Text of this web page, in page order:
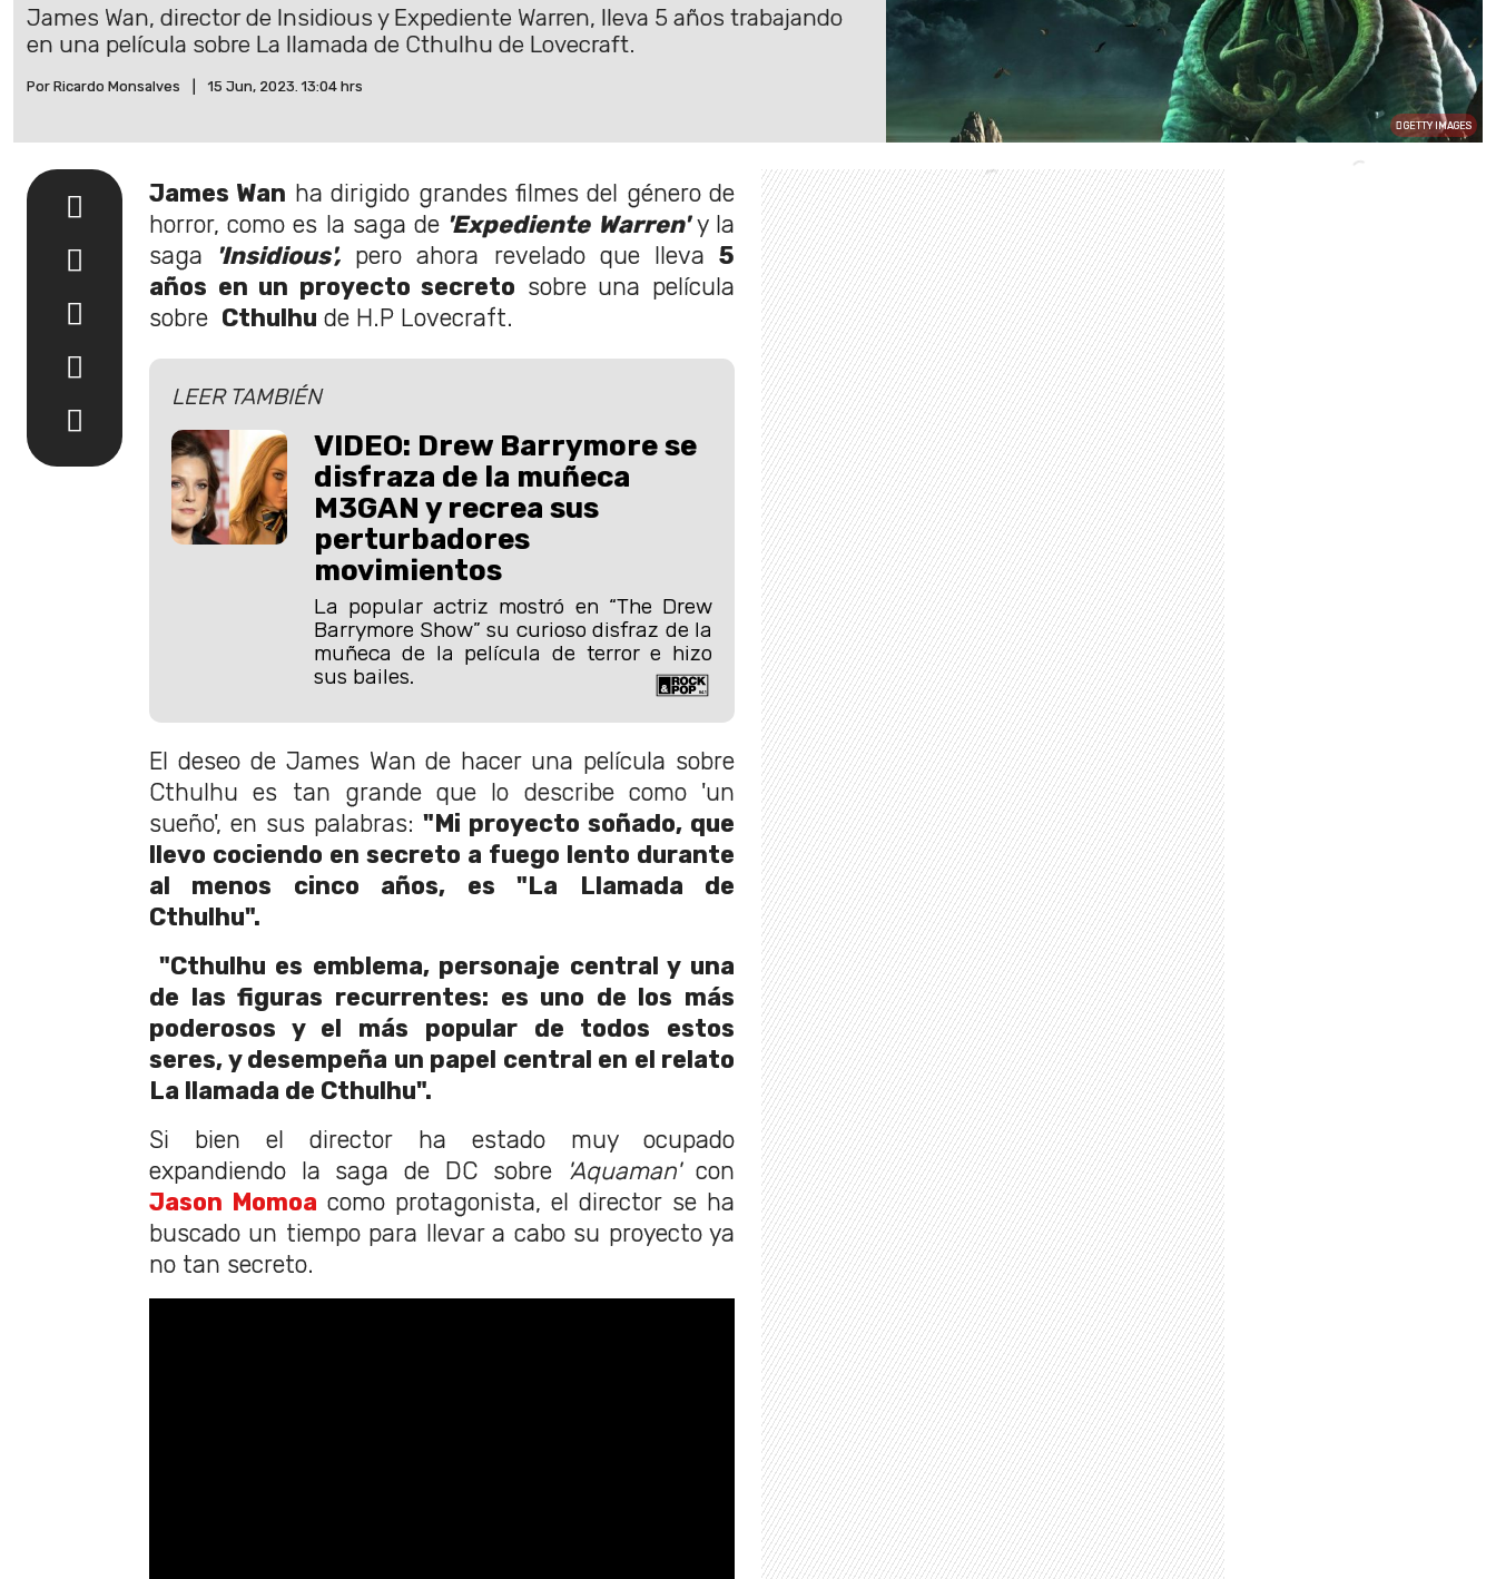
James Wan, director de Insidious y Expediente Warren, lleva 5 años trabajando
en una película sobre La llamada de Cthulhu de Lovecraft.
Por Ricardo Monsalves 15 Jun, 2023. 13:04 hrs
GETTY IMAGES
James Wan ha dirigido grandes filmes del género de
horror, como es la saga de 'Expediente Warren' y la
saga 'Insidious', pero ahora revelado que lleva5
años en un proyecto secreto sobre una película
sobre Cthulhu de H.P Lovecraft.
LEER TAMBIÉN
VIDEO: Drew Barrymore se
disfraza de la muñeca
M3GAN y recrea sus
perturbadores
movimientos
La popular actriz mostró en “The Drew
Barrymore Show” su curioso disfraz de la
muñeca de la película de terror e hizo
sus bailes.
El deseo de James Wan de hacer una película sobre
Cthulhu es tan grande que lo describe como 'un
sueño', en sus palabras: "Mi proyecto soñado, que
llevo cociendo en secreto a fuego lento durante
al menos cinco años, es "La Llamada de
Cthulhu".
"Cthulhu es emblema, personaje central y una
de las figuras recurrentes: es uno de los más
poderosos y el más popular de todos estos
seres, y desempeña un papel central en el relato
La llamada de Cthulhu".
Si bien el director ha estado muy ocupado
expandiendo la saga de DC sobre'Aquaman'con
Jason Momoa como protagonista, el director se ha
buscado un tiempo para llevar a cabo su proyecto ya
no tan secreto.